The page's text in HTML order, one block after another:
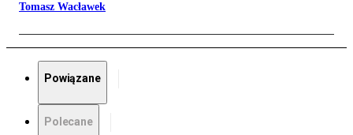
Tomasz Wacławek
Powiązane
Polecane